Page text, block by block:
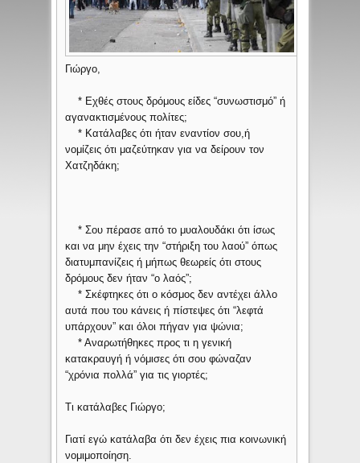
Γιώργο,
* Εχθές στους δρόμους είδες “συνωστισμό” ή
αγανακτισμένους πολίτες;
* Κατάλαβες ότι ήταν εναντίον σου,ή
νομίζεις ότι μαζεύτηκαν για να δείρουν τον
Χατζηδάκη;
* Σου πέρασε από το μυαλουδάκι ότι ίσως
και να μην έχεις την “στήριξη του λαού” όπως
διατυμπανίζεις ή μήπως θεωρείς ότι στους
δρόμους δεν ήταν “ο λαός”;
* Σκέφτηκες ότι ο κόσμος δεν αντέχει άλλο
αυτά που του κάνεις ή πίστεψες ότι “λεφτά
υπάρχουν” και όλοι πήγαν για ψώνια;
* Αναρωτήθηκες προς τι η γενική
κατακραυγή ή νόμισες ότι σου φώναζαν
“χρόνια πολλά” για τις γιορτές;
Τι κατάλαβες Γιώργο;
Γιατί εγώ κατάλαβα ότι δεν έχεις πια κοινωνική
νομιμοποίηση.